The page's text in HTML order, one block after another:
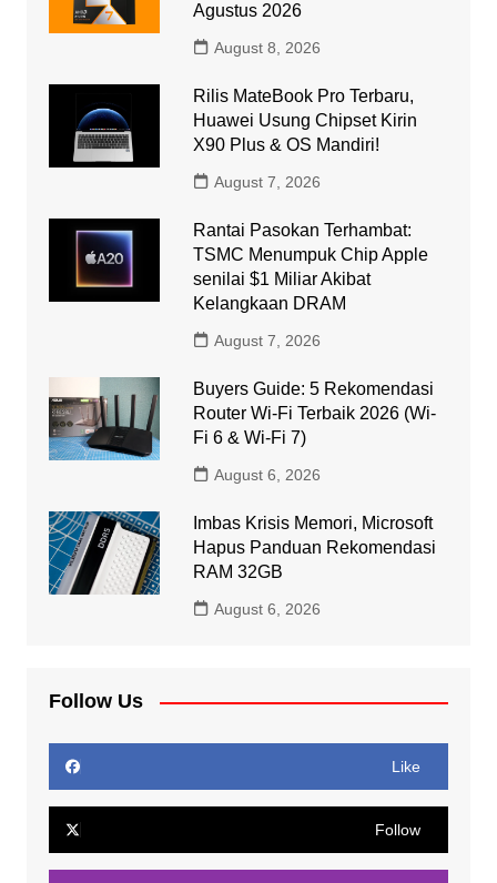
Agustus 2026
August 8, 2026
Rilis MateBook Pro Terbaru,
Huawei Usung Chipset Kirin
X90 Plus & OS Mandiri!
August 7, 2026
Rantai Pasokan Terhambat:
TSMC Menumpuk Chip Apple
senilai $1 Miliar Akibat
Kelangkaan DRAM
August 7, 2026
Buyers Guide: 5 Rekomendasi
Router Wi-Fi Terbaik 2026 (Wi-
Fi 6 & Wi-Fi 7)
August 6, 2026
Imbas Krisis Memori, Microsoft
Hapus Panduan Rekomendasi
RAM 32GB
August 6, 2026
Follow Us
Like
Follow